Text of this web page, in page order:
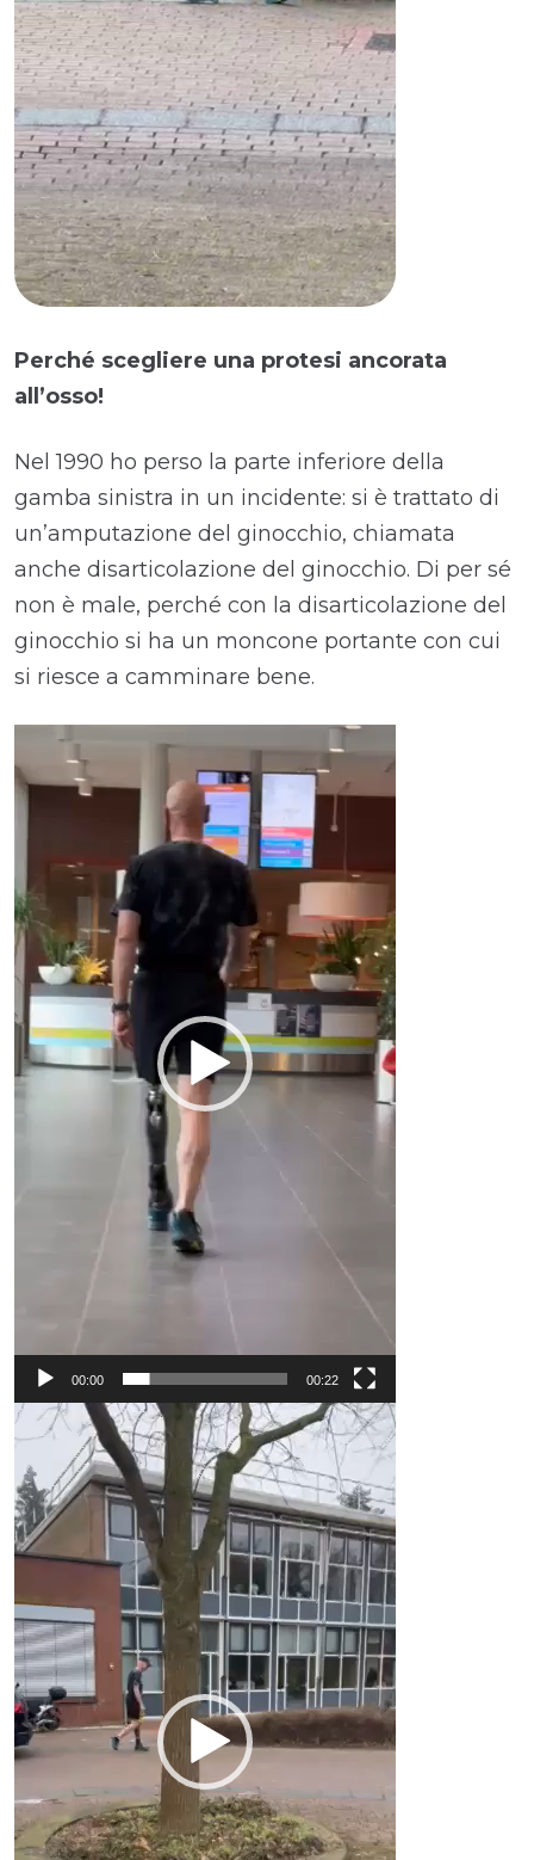
Perché scegliere una protesi ancorata
all’osso!
Nel 1990 ho perso la parte inferiore della
gamba sinistra in un incidente: si è trattato di
un’amputazione del ginocchio, chiamata
anche disarticolazione del ginocchio. Di per sé
non è male, perché con la disarticolazione del
ginocchio si ha un moncone portante con cui
si riesce a camminare bene.
Video
Player
00:00 00:22
Video
Player